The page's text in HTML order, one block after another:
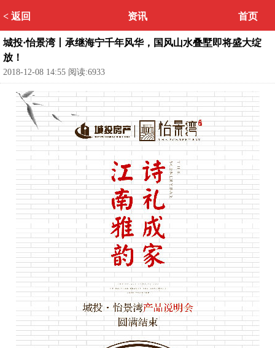
< 返回 资讯 首页
城投·怡景湾丨承继海宁千年风华，国风山水叠墅即将盛大绽
放！
2018-12-08 14:55 阅读:6933